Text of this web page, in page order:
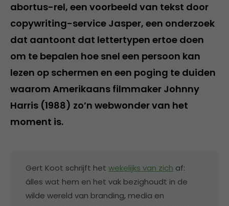
abortus-rel, een voorbeeld van tekst door
copywriting-service Jasper, een onderzoek
dat aantoont dat lettertypen ertoe doen
om te bepalen hoe snel een persoon kan
lezen op schermen en een poging te duiden
waarom Amerikaans filmmaker Johnny
Harris (1988) zo’n webwonder van het
moment is.
Gert Koot schrijft het wekelijks van zich af:
álles wat hem en het vak bezighoudt in de
wilde wereld van branding, media en